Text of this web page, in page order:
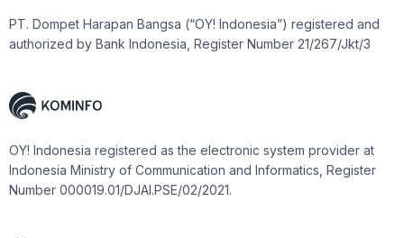
PT. Dompet Harapan Bangsa (“OY! Indonesia”) registered and
authorized by Bank Indonesia, Register Number 21/267/Jkt/3
OY! Indonesia registered as the electronic system provider at
Indonesia Ministry of Communication and Informatics, Register
Number 000019.01/DJAI.PSE/02/2021.